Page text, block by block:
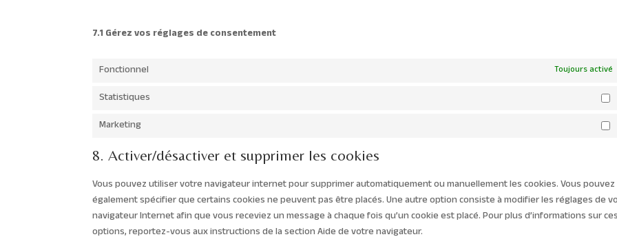
7.1 Gérez vos réglages de consentement
Fonctionnel Toujours activé
Statistiques
Marketing
8. Activer/désactiver et supprimer les cookies
Vous pouvez utiliser votre navigateur internet pour supprimer automatiquement ou manuellement les cookies. Vous pouvez
également spécifier que certains cookies ne peuvent pas être placés. Une autre option consiste à modifier les réglages de
navigateur Internet afin que vous receviez un message à chaque fois qu’un cookie est placé. Pour plus d’informations sur ces
options, reportez-vous aux instructions de la section Aide de votre navigateur.